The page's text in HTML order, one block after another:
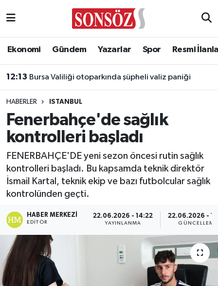
Ekonomi Gündem Yazarlar Spor Resmi
12:13 Bursa Valiliği otoparkında şüpheli valiz paniği
HABERLER ISTANBUL
Fenerbahçe'de sağlık
kontrolleri başladı
FENERBAHÇE'DE yeni sezon öncesi rutin sağlık
kontrolleri başladı. Bu kapsamda teknik direktör
İsmail Kartal, teknik ekip ve bazı futbolcular sağlık
kontrolünden geçti.
HABER MERKEZI
EDITÖR
22.06.2026 - 14:22
YAYINLANMA
22.06.2026 -
GÜNCELLEME
Asayiş
Biyografi
Çevre
Diğer
Dünya
Eğitim
Ekonomi
Eleman
Ankara Nöbetçi Eczaneler
Ankara Trafik Yoğunluk Haritası
Süper Lig Puan Durumu ve Fikstür
Tüm Manşetler
Son Dakika Haberleri
Haber Arşivi